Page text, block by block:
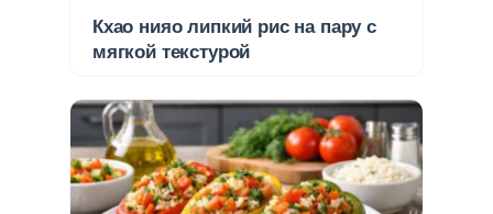
Кхао нияо липкий рис на пару с
мягкой текстурой